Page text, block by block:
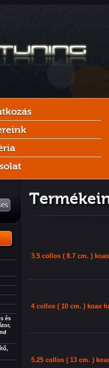
és
3.5 collos ( 8.7 cm. )
4 collos ( 10 cm. ) koax
5.25 collos ( 13 cm. )